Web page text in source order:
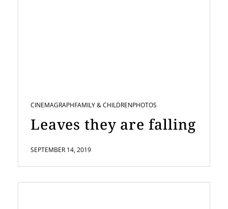
CINEMAGRAPHFAMILY & CHILDRENPHOTOS
Leaves they are falling
SEPTEMBER 14, 2019